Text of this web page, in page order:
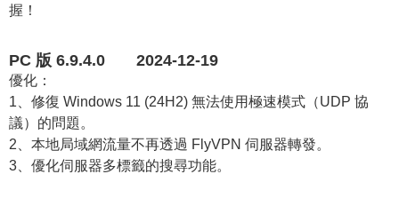
握！
PC 版 6.9.4.0 2024-12-19
優化：
1、修復 Windows 11 (24H2) 無法使用極速模式（UDP 協
議）的問題。
2、本地局域網流量不再透過 FlyVPN 伺服器轉發。
3、優化伺服器多標籤的搜尋功能。